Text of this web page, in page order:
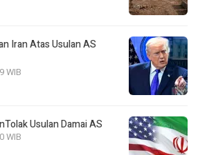
Iran Atas Usulan AS
WIB
Usulan Damai AS
WIB